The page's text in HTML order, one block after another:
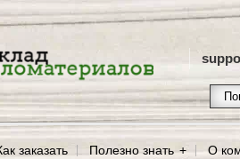
заказать Полезно знать О